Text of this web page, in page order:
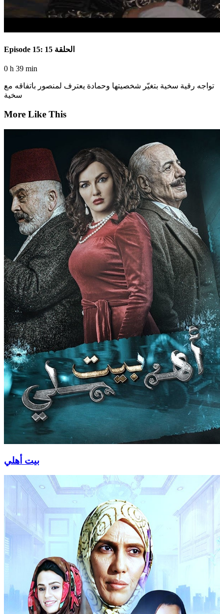
Episode 15: الحلقة 15
0 h 39 min
تواجه رقية سخية بتغيّر شخصيتها وحمادة يعترف لمنصور باتفاقه مع
سخية
More Like This
بيت أهلي